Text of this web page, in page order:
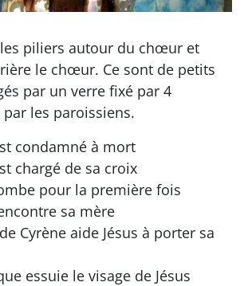
piliers autour du chœur et
le chœur. Ce sont de petits
par un verre fixé par 4
les paroissiens.
condamné à mort
chargé de sa croix
pour la première fois
sa mère
Cyrène aide Jésus à porter sa
essuie le visage de Jésus